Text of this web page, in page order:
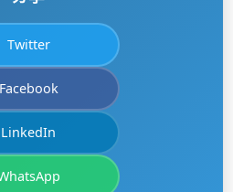
Twitter
Facebook
LinkedIn